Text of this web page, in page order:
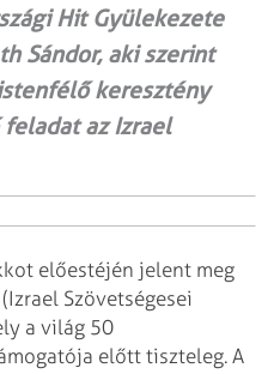
Hit Gyülekezete
Sándor, aki szerint
keresztény
az Izrael
előestéjén jelent meg
Szövetségesei
a világ 50
előtt tiszteleg. A